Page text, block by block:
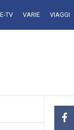
TV VARIE VIAGGI